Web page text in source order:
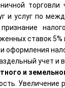
и услуг по
ставок 5%
оформления
учет и
и
Увеличение